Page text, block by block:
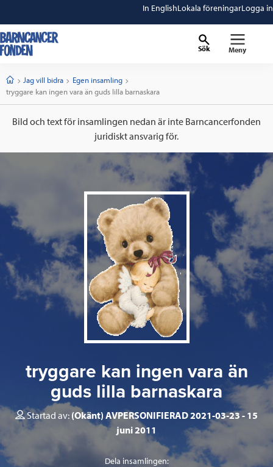
In EnglishLokala föreningarLogga in
Sök Meny
StartJag vill bidra
Egen insamling
Current:
tryggare kan ingen vara än guds lilla barnaskara
Bild och text för insamlingen nedan är inte Barncancerfonden
juridiskt ansvarig för.
tryggare kan ingen vara än
guds lilla barnaskara
Startad av: (Okänt) AVPERSONIFIERAD 2021-03-23
15
juni 2011
Dela insamlingen: